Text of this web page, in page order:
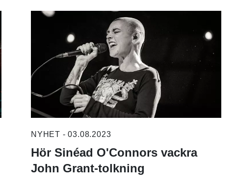
NYHET - 03.08.2023
Hör Sinéad O'Connors vackra
John Grant-tolkning